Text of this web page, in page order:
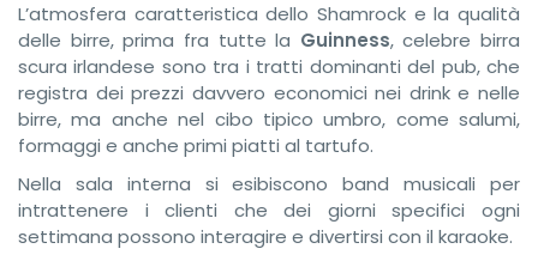
L’atmosfera caratteristica dello Shamrock e la qualità
delle birre, prima fra tutte la Guinness, celebre birra
scura irlandese sono tra i tratti dominanti del pub, che
registra dei prezzi davvero economici nei drink e nelle
birre, ma anche nel cibo tipico umbro, come salumi,
formaggi e anche primi piatti al tartufo.
Nella sala interna si esibiscono band musicali per
intrattenere i clienti che dei giorni specifici ogni
settimana possono interagire e divertirsi con il karaoke.